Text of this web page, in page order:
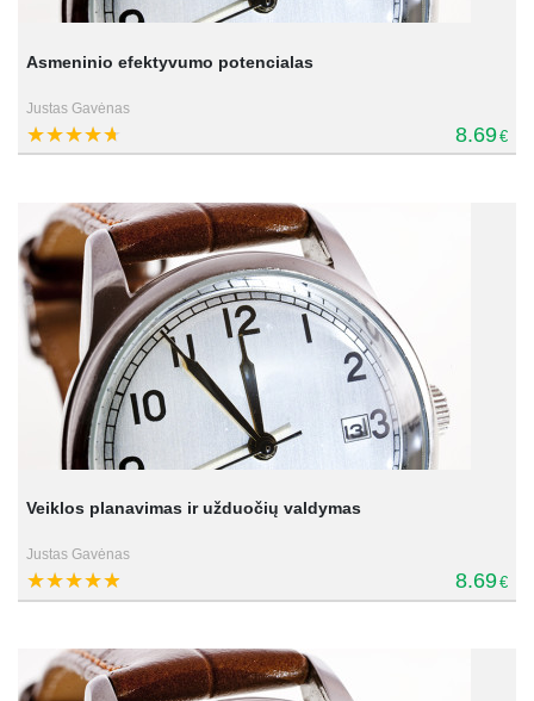
Asmeninio efektyvumo potencialas
Justas Gavėnas
8.69€
Veiklos planavimas ir užduočių valdymas
Justas Gavėnas
8.69€